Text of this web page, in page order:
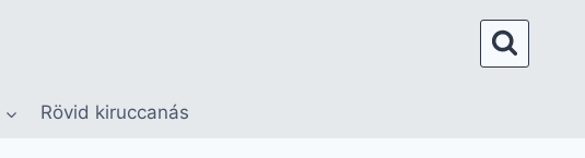
Rövid kiruccanás